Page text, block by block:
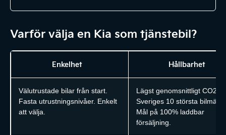
Varför välja en Kia som tjänstebil?
Enkelhet Hållbarhet
Välutrustade bilar från start.
Fasta utrustningsnivåer. Enkelt
att välja.
Lägst genomsnittligt CO2
Sveriges 10 största
Mål på 100% laddbar
försäljning.